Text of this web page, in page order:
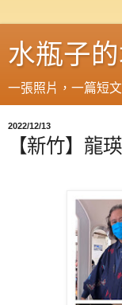
水瓶子
一張照片，一篇短
2022/12/13
【新竹】龍